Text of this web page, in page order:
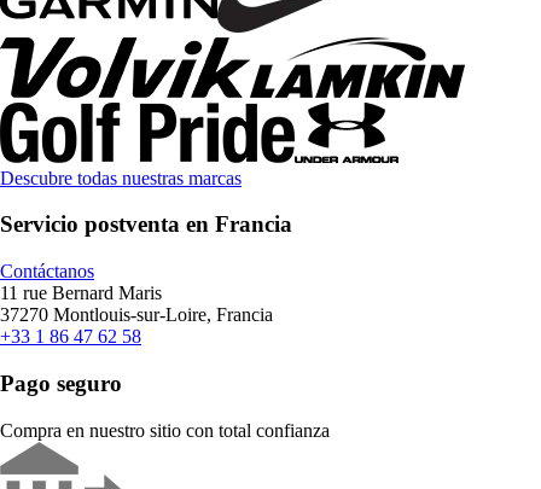
Descubre todas nuestras marcas
Servicio postventa en Francia
Contáctanos
11 rue Bernard Maris
37270 Montlouis-sur-Loire, Francia
+33 1 86 47 62 58
Pago seguro
Compra en nuestro sitio con total confianza